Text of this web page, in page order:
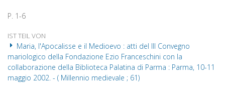
P. 1-6
IST TEIL VON
Maria, l'Apocalisse e il Medioevo : atti del III Convegno
mariologico della Fondazione Ezio Franceschini con la
collaborazione della Biblioteca Palatina di Parma : Parma, 10-11
maggio 2002. - ( Millennio medievale ; 61)